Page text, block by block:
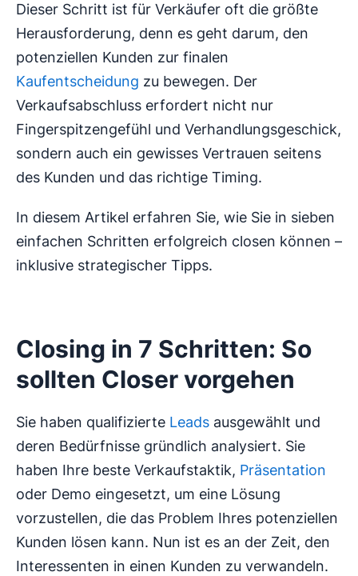
Dieser Schritt ist für Verkäufer oft die größte
Herausforderung, denn es geht darum, den
potenziellen Kunden zur finalen
Kaufentscheidung zu bewegen. Der
Verkaufsabschluss erfordert nicht nur
Fingerspitzengefühl und Verhandlungsgeschick,
sondern auch ein gewisses Vertrauen seitens
des Kunden und das richtige Timing.
In diesem Artikel erfahren Sie, wie Sie in sieben
einfachen Schritten erfolgreich closen können –
inklusive strategischer Tipps.
Closing in 7 Schritten: So
sollten Closer vorgehen
Sie haben qualifizierte Leads ausgewählt und
deren Bedürfnisse gründlich analysiert. Sie
haben Ihre beste Verkaufstaktik, Präsentation
oder Demo eingesetzt, um eine Lösung
vorzustellen, die das Problem Ihres potenziellen
Kunden lösen kann. Nun ist es an der Zeit, den
Interessenten in einen Kunden zu verwandeln.